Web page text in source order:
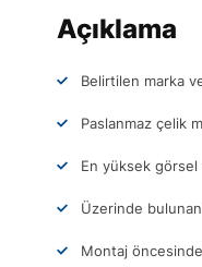
Açıklama
Belirtilen marka
Paslanmaz çelik
En yüksek görsel
Üzerinde
Montaj